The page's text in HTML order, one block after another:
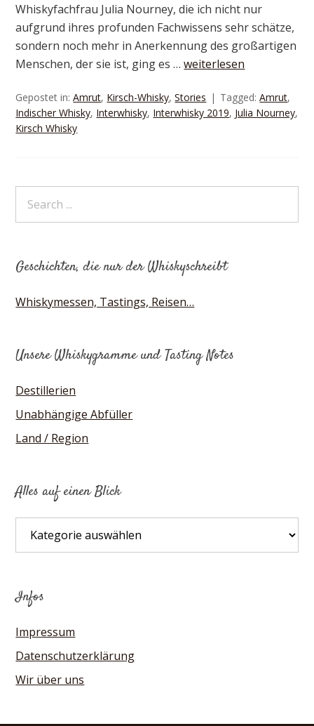
Whiskyfachfrau Julia Nourney, die ich nicht nur
aufgrund ihres profunden Fachwissens sehr schätze,
sondern noch mehr in Anerkennung des großartigen
Menschen, der sie ist, ging es …weiterlesen
Gepostet in:Amrut, Kirsch-Whisky,Stories Tagged:Amrut,
Indischer Whisky, Interwhisky, Interwhisky 2019, Julia Nourney,
Kirsch Whisky
Geschichten, die nur der Whiskyschreibt
Whiskymessen, Tastings, Reisen…
Unsere Whiskygramme und Tasting Notes
Destillerien
Unabhängige Abfüller
Land / Region
Alles auf einen Blick
auf
Infos
Impressum
Datenschutzerklärung
Wir über uns